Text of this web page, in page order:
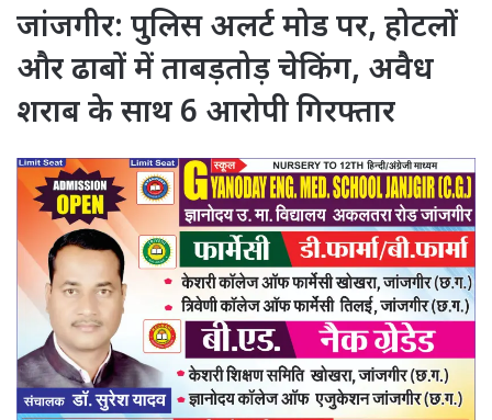
जांजगीर: पुलिस अलर्ट मोड पर, होटलों
और ढाबों में ताबड़तोड़ चेकिंग, अवैध
शराब के साथ 6 आरोपी गिरफ्तार